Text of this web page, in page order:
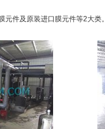
件及原装进口膜元件等2大类。